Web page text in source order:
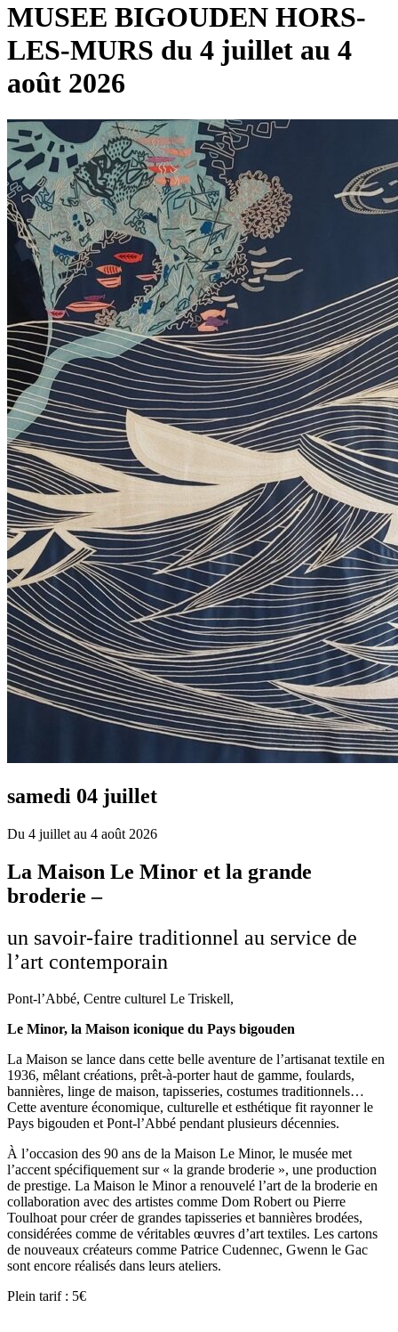
MUSEE BIGOUDEN HORS-
LES-MURS du 4 juillet au 4
août 2026
samedi 04 juillet
Du 4 juillet au 4 août 2026
La Maison Le Minor et la grande
broderie –
un savoir-faire traditionnel au service de
l’art contemporain
Pont-l’Abbé, Centre culturel Le Triskell,
Le Minor, la Maison iconique du Pays bigouden
La Maison se lance dans cette belle aventure de l’artisanat textile en
1936, mêlant créations, prêt-à-porter haut de gamme, foulards,
bannières, linge de maison, tapisseries, costumes traditionnels…
Cette aventure économique, culturelle et esthétique fit rayonner le
Pays bigouden et Pont-l’Abbé pendant plusieurs décennies.
À l’occasion des 90 ans de la Maison Le Minor, le musée met
l’accent spécifiquement sur « la grande broderie », une production
de prestige. La Maison le Minor a renouvelé l’art de la broderie en
collaboration avec des artistes comme Dom Robert ou Pierre
Toulhoat pour créer de grandes tapisseries et bannières brodées,
considérées comme de véritables œuvres d’art textiles. Les cartons
de nouveaux créateurs comme Patrice Cudennec, Gwenn le Gac
sont encore réalisés dans leurs ateliers.
Plein tarif : 5€